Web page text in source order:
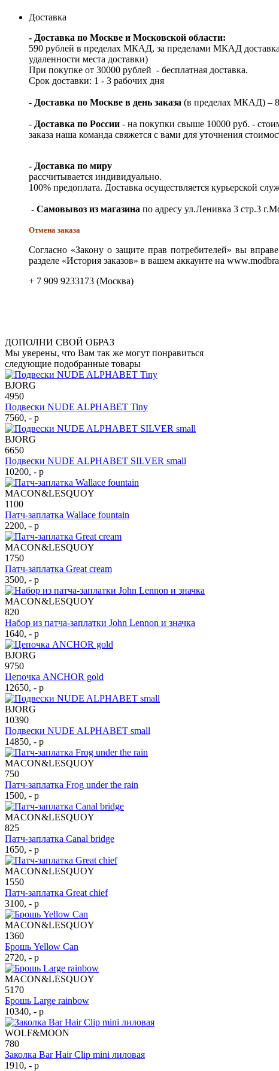
Доставка
- Доставка по Москве и Московской области:
590 рублей в пределах МКАД, за пределами МКАД доставка
удаленности места доставки)
При покупке от 30000 рублей - бесплатная доставка.
Срок доставки: 1 - 3 рабочих дня
- Доставка по Москве в день заказа (в пределах МКАД) –
- Доставка по России - на покупки свыше 10000 руб. -
заказа наша команда свяжется с вами для уточнения
- Доставка по миру
рассчитывается индивидуально.
100% предоплата. Доставка осуществляется курьерской
- Самовывоз из магазина по адресу ул.Ленивка 3 стр.3
Отмена заказа
Согласно «Закону о защите прав потребителей» вы
разделе «История заказов» в вашем аккаунте на
+ 7 909 9233173 (Москва)
ДОПОЛНИ СВОЙ ОБРАЗ
Мы уверены, что Вам так же могут понравиться
следующие подобранные товары
BJORG
4950
Подвески NUDE ALPHABET Tiny
7560, - р
BJORG
6650
Подвески NUDE ALPHABET SILVER small
10200, - р
MACON&LESQUOY
1100
Патч-заплатка Wallace fountain
2200, - р
MACON&LESQUOY
1750
Патч-заплатка Great cream
3500, - р
MACON&LESQUOY
820
Набор из патча-заплатки John Lennon и значка
1640, - р
BJORG
9750
Цепочка ANCHOR gold
12650, - р
BJORG
10390
Подвески NUDE ALPHABET small
14850, - р
MACON&LESQUOY
750
Патч-заплатка Frog under the rain
1500, - р
MACON&LESQUOY
825
Патч-заплатка Canal bridge
1650, - р
MACON&LESQUOY
1550
Патч-заплатка Great chief
3100, - р
MACON&LESQUOY
1360
Брошь Yellow Can
2720, - р
MACON&LESQUOY
5170
Брошь Large rainbow
10340, - р
WOLF&MOON
780
Заколка Bar Hair Clip mini лиловая
1910, - р